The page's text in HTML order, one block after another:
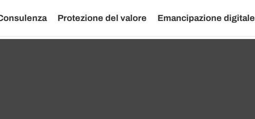
Protezione del valore Emancipazione digitale